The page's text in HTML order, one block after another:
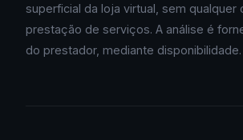
superficial da loja virtual, sem qualquer
prestação de serviços. A análise é
do prestador, mediante disponibilidade.